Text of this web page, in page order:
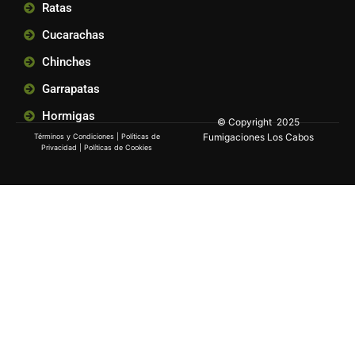
Ratas
Cucarachas
Chinches
Garrapatas
Hormigas
Términos y Condiciones| Políticas de
Privacidad
Políticas de Cookies
© Copyright 2025
Fumigaciones Los Cabos